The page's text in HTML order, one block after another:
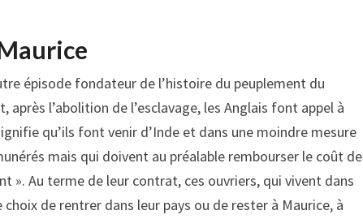
épisode fondateur de l’histoire du peuplement du
après l’abolition de l’esclavage, les Anglais font appel à
qu’ils font venir d’Inde et dans une moindre mesure
mais qui doivent au préalable rembourser le coût de
». Au terme de leur contrat, ces ouvriers, qui vivent dans
de rentrer dans leur pays ou de rester à Maurice, à